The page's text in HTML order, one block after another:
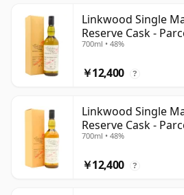
Linkwood Single
Reserve Cask -
700ml • 48%
￥12,400 ?
Linkwood Single
Reserve Cask -
700ml • 48%
￥12,400 ?